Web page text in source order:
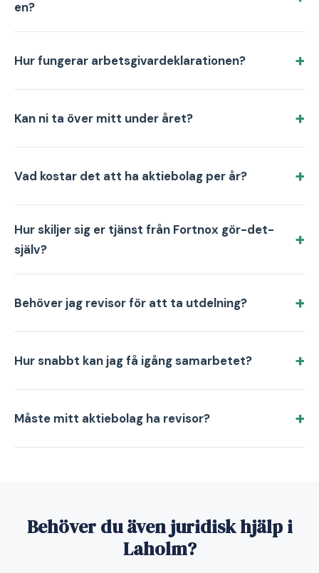
en?
Hur fungerar arbetsgivardeklarationen?
Kan ni ta över mitt under året?
Vad kostar det att ha aktiebolag per år?
Hur skiljer sig er tjänst från Fortnox gör-det-
själv?
Behöver jag revisor för att ta utdelning?
Hur snabbt kan jag få igång samarbetet?
Måste mitt aktiebolag ha revisor?
Behöver du även juridisk hjälp i
Laholm?